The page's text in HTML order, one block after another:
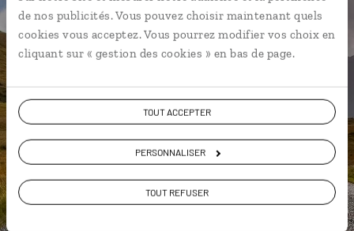
de nos publicités. Vous pouvez choisir maintenant quels
cookies vous acceptez. Vous pourrez modifier vos choix en
cliquant sur « gestion des cookies » en bas de page.
TOUT ACCEPTER
PERSONNALISER
TOUT REFUSER
Un GPS piéton et voiture
Une utilisation gratuite, hors
DÉCOUVRIR LUCIOLE